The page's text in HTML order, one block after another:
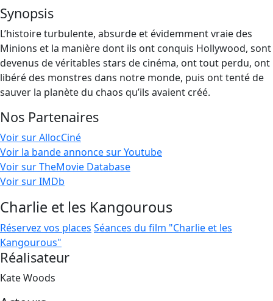
Synopsis
L’histoire turbulente, absurde et évidemment vraie des
Minions et la manière dont ils ont conquis Hollywood, sont
devenus de véritables stars de cinéma, ont tout perdu, ont
libéré des monstres dans notre monde, puis ont tenté de
sauver la planète du chaos qu’ils avaient créé.
Nos Partenaires
Voir sur AllocCiné
Voir la bande annonce sur Youtube
Voir sur TheMovie Database
Voir sur IMDb
Charlie et les Kangourous
Réservez vos places Séances du film "Charlie et les
Kangourous"
Réalisateur
Kate Woods